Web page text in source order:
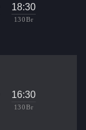
18:30
130 Br
16:30
130 Br